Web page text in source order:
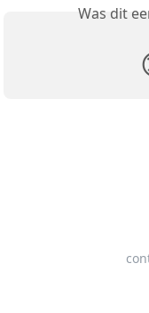
Was dit